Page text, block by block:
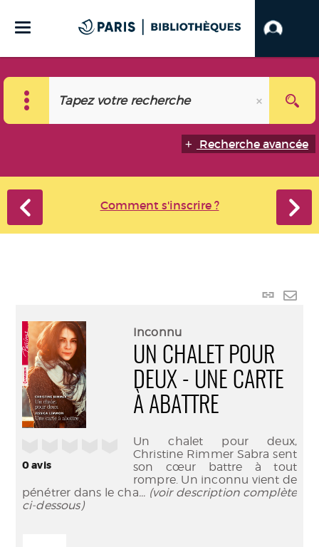
Recherche avancée
Comment s'inscrire ?
Lien
0avis
Inconnu
UN CHALET POUR
DEUX - UNE CARTE
À ABATTRE
Un chalet pour deux,
Christine Rimmer Sabra sent
son cœur battre à tout
rompre. Un inconnu vient de
pénétrer dans le cha... (voir description complète
ci-dessous)